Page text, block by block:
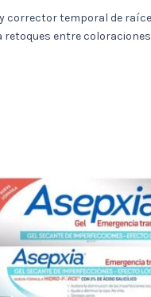
corrector temporal de
retoques entre